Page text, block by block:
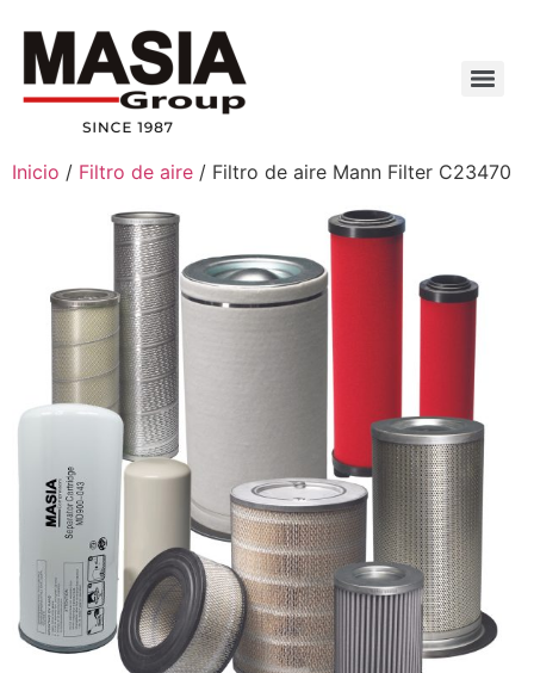
Inicio / Filtro de aire / Filtro de aire Mann Filter C23470